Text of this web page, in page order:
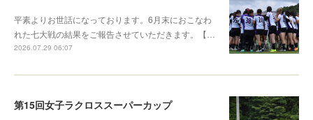
平素よりお世話になっております。6月末におこなわ
れた七大戦の結果をご報告させていただきます。【…
2026.07.29 06:07
第15回女子ラクロススーパーカップ